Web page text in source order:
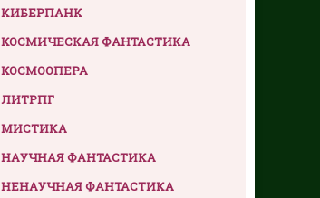
КИБЕРПАНК
КОСМИЧЕСКАЯ ФАНТАСТИКА
КОСМООПЕРА
ЛИТРПГ
МИСТИКА
НАУЧНАЯ ФАНТАСТИКА
НЕНАУЧНАЯ ФАНТАСТИКА